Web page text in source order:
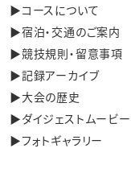
▶︎コースについて
▶︎宿泊・交通のご案内
▶︎競技規則・留意事項
▶︎記録アーカイブ
▶︎大会の歴史
▶︎ダイジェストムービー
▶︎フォトギャラリー